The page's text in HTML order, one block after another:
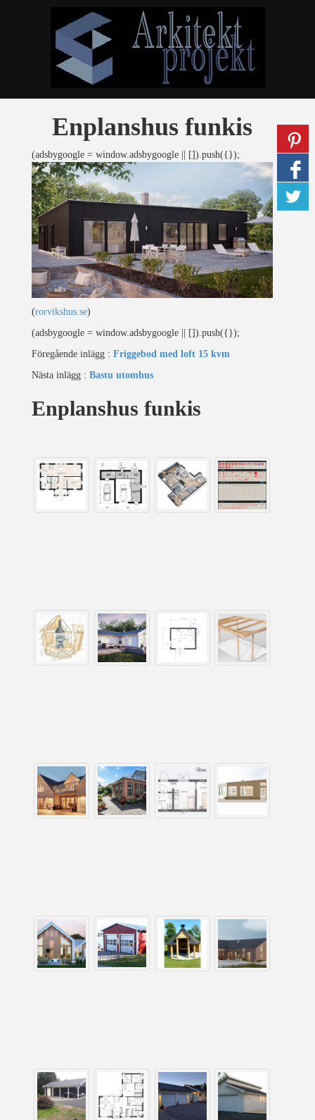
Enplanshus funkis
(adsbygoogle = window.adsbygoogle || []).push({});
(rorvikshus.se)
(adsbygoogle = window.adsbygoogle || []).push({});
Föregående inlägg : Friggebod med loft 15 kvm
Nästa inlägg : Bastu utomhus
Enplanshus funkis